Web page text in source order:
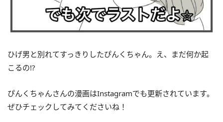
ひげ男と別れてすっきりしたぴんくちゃん。え、まだ何か起
こるの!?
ぴんくちゃんさんの漫画はInstagramでも更新されています。
ぜひチェックしてみてくださいね！